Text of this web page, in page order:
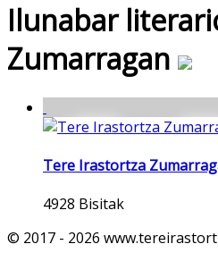
Ilunabar
Zumarragan
Tere Irastortza
4928 Bisitak
© 2017 - 2026